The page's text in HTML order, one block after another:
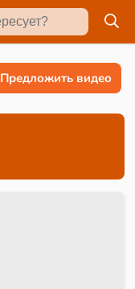
Предложить видео